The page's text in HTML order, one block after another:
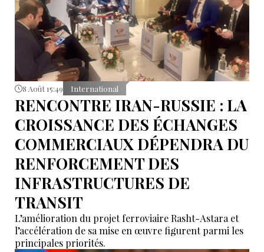
8 Août 15:49 International
RENCONTRE IRAN-RUSSIE : LA
CROISSANCE DES ÉCHANGES
COMMERCIAUX DÉPENDRA DU
RENFORCEMENT DES
INFRASTRUCTURES DE
TRANSIT
L’amélioration du projet ferroviaire Rasht-Astara et
l’accélération de sa mise en œuvre figurent parmi les
principales priorités.